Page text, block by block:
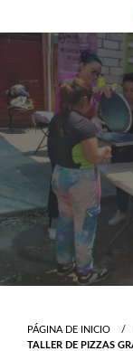
al
contenido
PÁGINA DE INICIO
TALLER DE PIZZAS